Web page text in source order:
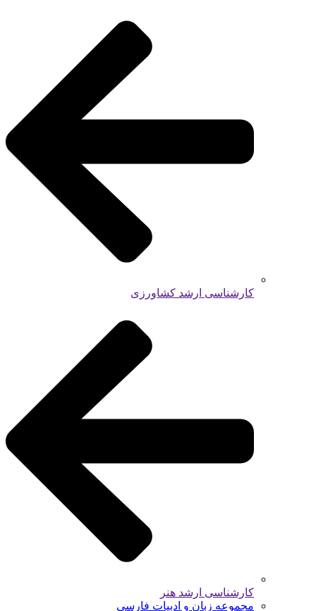
کارشناسی ارشد کشاورزی
کارشناسی ارشد هنر
مجموعه زبان و ادبیات فارسی